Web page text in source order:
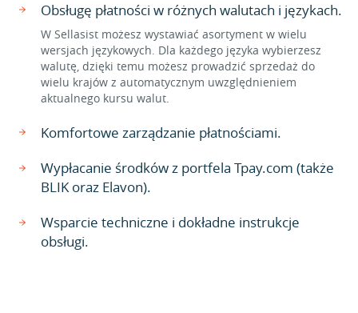
Obsługę płatności w różnych walutach i językach.
W Sellasist możesz wystawiać asortyment w wielu
wersjach językowych. Dla każdego języka wybierzesz
walutę, dzięki temu możesz prowadzić sprzedaż do
wielu krajów z automatycznym uwzględnieniem
aktualnego kursu walut.
Komfortowe zarządzanie płatnościami.
Wypłacanie środków z portfela Tpay.com (także
BLIK oraz Elavon).
Wsparcie techniczne i dokładne instrukcje
obsługi.